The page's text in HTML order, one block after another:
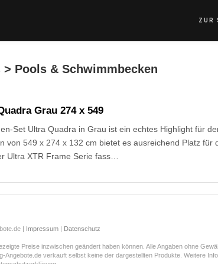
ZUR
Pools & Schwimmbecken
Grau 274 x 549
Set Ultra Quadra in Grau ist ein echtes Highlight für
549 x 274 x 132 cm bietet es ausreichend Platz für
Ultra XTR Frame Serie fass…
| Impressum | Datenschutz
Preise inzwischen geändert haben können. Alle Angaben ohne
verkauft selbst keine der dargestellten Produkte. Weitere